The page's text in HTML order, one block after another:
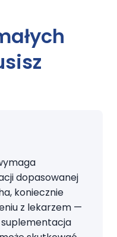
dopasowanej
koniecznie
z lekarzem —
suplementacja